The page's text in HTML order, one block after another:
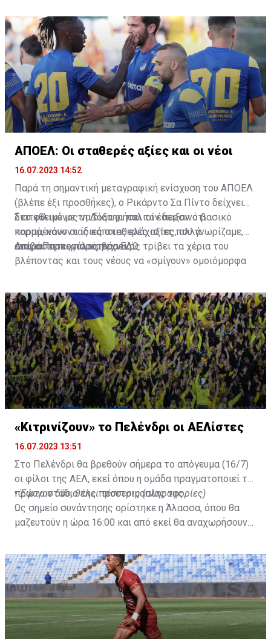
ΑΠΟΕΛ: Οι σταθερές αξίες και οι νέοι
16.07.2023 14:52
Παρά τη σημαντική μεταγραφική ενίσχυση του ΑΠΟΕΛ
(βλέπε έξι προσθήκες), ο Ρικάρντο Σα Πίντο δείχνει
διατεθειμένος να διατηρήσει τον περσινό βασικό
κορμό, κάνοντας κάποιες ελάχιστες, αλλά
απαραίτητες παρεμβάσεις.
Στο φιλικό με τη Δόξα οι παλιοί έδειξαν ότι
παραμένουν οι ίδιες σταθερές αξίες που γνωρίζαμε,
ενώ ο Πορτογάλος τεχνικός τρίβει τα χέρια του
βλέποντας και τους νέους να «σμίγουν» ομοιόμορφα
Διαβάστε περισσότεραΕΔΩ.
«Κιτρινίζουν» το Πελένδρι οι ΑΕΛίστες
16.07.2023 13:51
Στο Πελένδρι θα βρεθούν σήμερα το απόγευμα (16/7)
οι φίλοι της ΑΕΛ, εκεί όπου η ομάδα πραγματοποιεί το
πρώτο στάδιο της προετοιμασίας της.
•Έφυγαν δύο, θέλει τέσσερις (πληροφορίες)
Ως σημείο συνάντησης ορίστηκε η Άλασσα, όπου θα
μαζευτούν η ώρα 16:00 και από εκεί θα αναχωρήσουν
δώοσυν το παρών τους στην απογευματινή προπόνηση
της ομάδας.